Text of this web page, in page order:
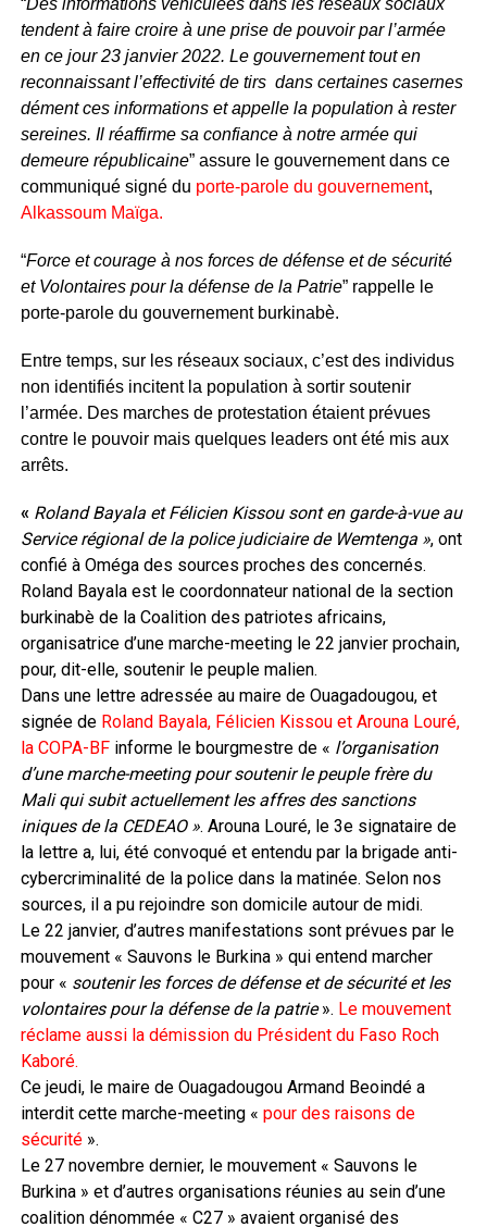
tendent à faire croire à une prise de pouvoir par l’armée
en ce jour 23 janvier 2022. Le gouvernement tout en
reconnaissant l’effectivité de tirs dans certaines casernes
dément ces informations et appelle la population à rester
sereines. Il réaffirme sa confiance à notre armée qui
demeure républicaine” assure le gouvernement dans ce
communiqué signé du porte-parole du gouvernement,
Alkassoum Maïga.
“Force et courage à nos forces de défense et de sécurité
et Volontaires pour la défense de la Patrie” rappelle le
porte-parole du gouvernement burkinabè.
Entre temps, sur les réseaux sociaux, c’est des individus
non identifiés incitent la population à sortir soutenir
l’armée. Des marches de protestation étaient prévues
contre le pouvoir mais quelques leaders ont été mis aux
arrêts.
« Roland Bayala et Félicien Kissou sont en garde-à-vue au
Service régional de la police judiciaire de Wemtenga », ont
confié à Oméga des sources proches des concernés.
Roland Bayala est le coordonnateur national de la section
burkinabè de la Coalition des patriotes africains,
organisatrice d’une marche-meeting le 22 janvier prochain,
pour, dit-elle, soutenir le peuple malien.
Dans une lettre adressée au maire de Ouagadougou, et
signée de Roland Bayala, Félicien Kissou et Arouna Louré,
la COPA-BFinforme le bourgmestre de « l’organisation
d’une marche-meeting pour soutenir le peuple frère du
Mali qui subit actuellement les affres des sanctions
iniques de la CEDEAO ». Arouna Louré, le 3e signataire de
la lettre a, lui, été convoqué et entendu par la brigade anti-
cybercriminalité de la police dans la matinée. Selon nos
sources, il a pu rejoindre son domicile autour de midi.
Le 22 janvier, d’autres manifestations sont prévues par le
mouvement « Sauvons le Burkina » qui entend marcher
pour « soutenir les forces de défense et de sécurité et les
volontaires pour la défense de la patrie». Le mouvement
réclame aussi la démission du Président du Faso Roch
Kaboré.
Ce jeudi, le maire de Ouagadougou Armand Beoindé a
interdit cette marche-meeting « pour des raisons de
sécurité».
Le 27 novembre dernier, le mouvement « Sauvons le
Burkina » et d’autres organisations réunies au sein d’une
coalition dénommée « C27 » avaient organisé des